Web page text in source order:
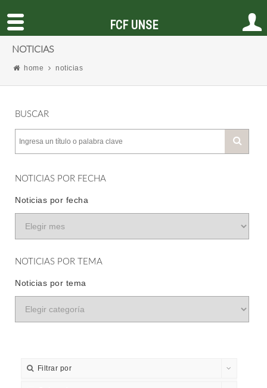
NOTICIAS
home noticias
BUSCAR
NOTICIAS POR FECHA
Noticias por fecha
NOTICIAS POR TEMA
Noticias por tema
Filtrar por
FCF UNSE